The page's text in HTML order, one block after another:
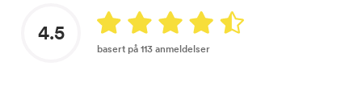
4.5
basert på 113 anmeldelser